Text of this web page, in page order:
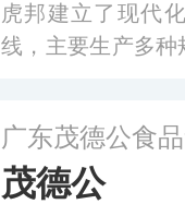
虎邦建立了现代
线，主要生产多
区。更多
广东茂德公食
茂德公